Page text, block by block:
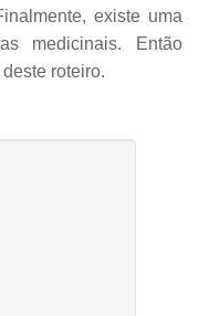
existe uma
medicinais. Então
roteiro.